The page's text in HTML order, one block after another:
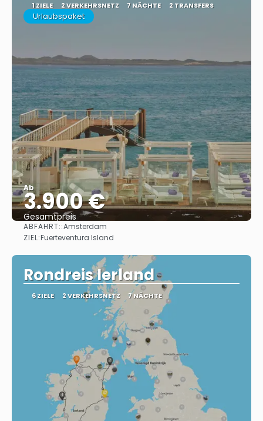
1 ZIELE 2 VERKEHRSNETZ 7 NÄCHTE 2 TRANSFERS
Urlaubspaket
Ab
3.900 €
Gesamtpreis
ABFAHRT::Amsterdam
ZIEL:Fuerteventura Island
Rondreis Ierland
6 ZIELE 2 VERKEHRSNETZ 7 NÄCHTE